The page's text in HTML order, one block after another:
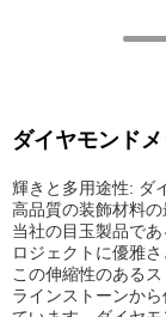
ダイヤモンド
輝きと多用途性: ダ
高品質の装飾材料の
当社の目玉製品で
ロジェクトに優雅
この伸縮性のある
ラインストーンか